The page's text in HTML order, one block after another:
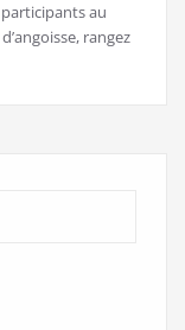
au
rangez